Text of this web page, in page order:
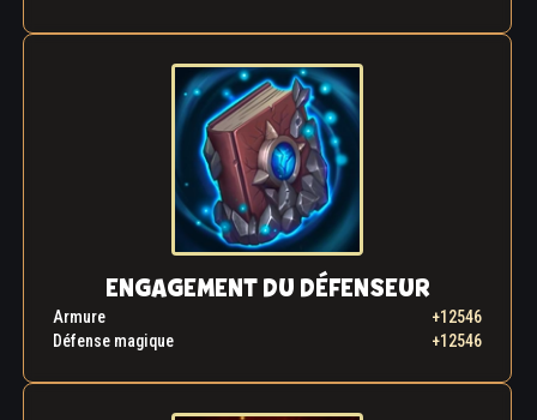
ENGAGEMENT DU DÉFENSEUR
Armure
+12546
Défense magique
+12546